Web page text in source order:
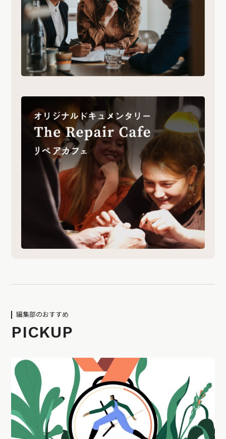
編集部のおすすめ
PICKUP